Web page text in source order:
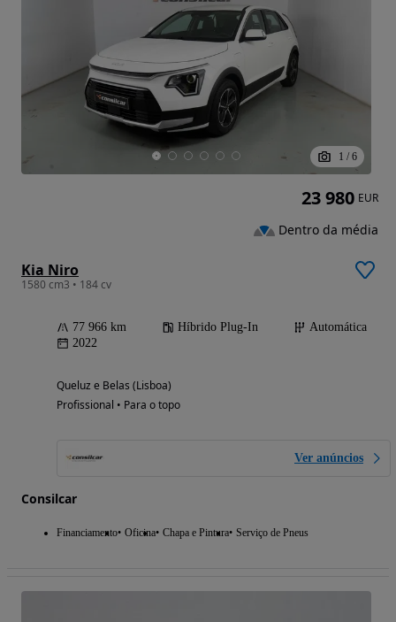
1 / 6
Kia Niro
1580 cm3 • 184 cv
77 966 km Híbrido Plug-In
Automática
2022
Queluz e Belas (Lisboa)
Profissional • Para o topo
Ver anúncios
Consilcar
Financiamento Oficina Chapa e Pintura Serviço de Pneus
23 980 EUR
Dentro da média